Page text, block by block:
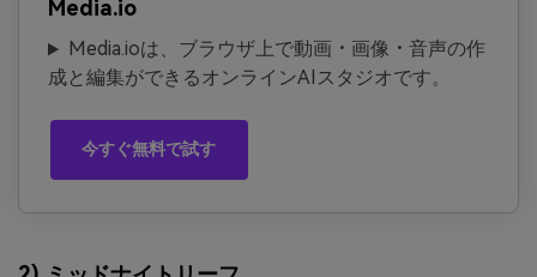
Media.io
Media.ioは、ブラウザ上で動画・画像・音声の作
成と編集ができるオンラインAIスタジオです。
今すぐ無料で試す